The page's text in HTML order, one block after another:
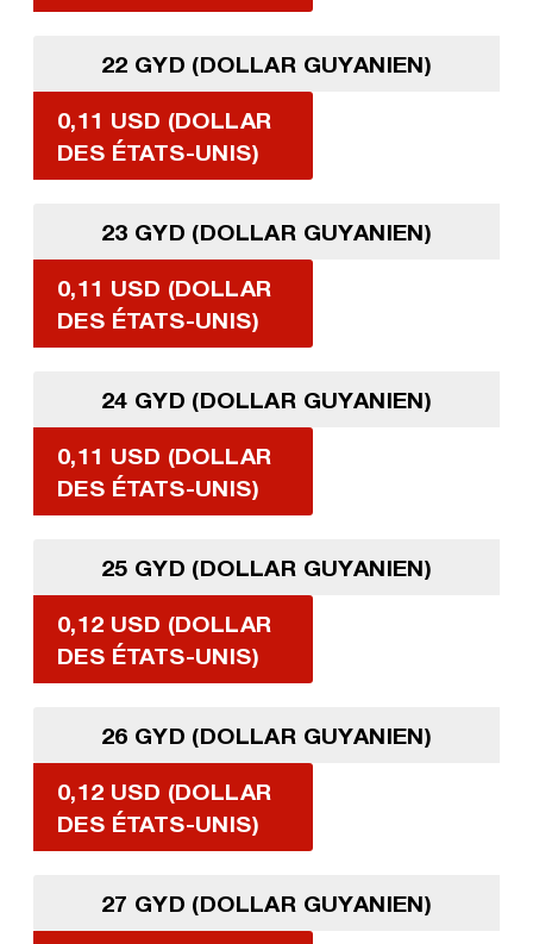
22 GYD (DOLLAR GUYANIEN)
0,11 USD (DOLLAR
DES ÉTATS-UNIS)
23 GYD (DOLLAR GUYANIEN)
0,11 USD (DOLLAR
DES ÉTATS-UNIS)
24 GYD (DOLLAR GUYANIEN)
0,11 USD (DOLLAR
DES ÉTATS-UNIS)
25 GYD (DOLLAR GUYANIEN)
0,12 USD (DOLLAR
DES ÉTATS-UNIS)
26 GYD (DOLLAR GUYANIEN)
0,12 USD (DOLLAR
DES ÉTATS-UNIS)
27 GYD (DOLLAR GUYANIEN)